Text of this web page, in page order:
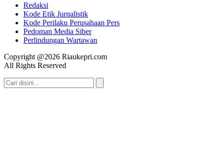
Redaksi
Kode Etik Jurnalistik
Kode Perilaku Perusahaan Pers
Pedoman Media Siber
Perlindungan Wartawan
Copyright @2026 Riaukepri.com
All Rights Reserved